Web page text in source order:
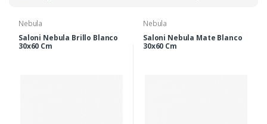
Nebula
Saloni Nebula Brillo Blanco
30x60 Cm
Nebula
Saloni Nebula Mate Blanco
30x60 Cm